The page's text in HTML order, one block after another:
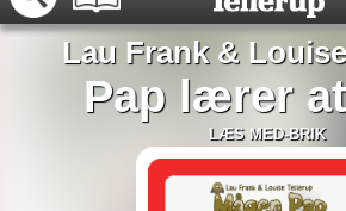
Lau Frank&
Pap lærer
LÆS MED-BRIK